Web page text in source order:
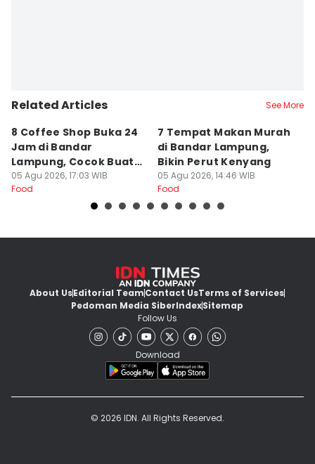
Related Articles See More
8 Coffee Shop Buka 24
Jam di Bandar
Lampung, Cocok Buat
Begadang
05 Agu 2026, 17:03 WIB
Food
7 Tempat Makan Murah
di Bandar Lampung,
Bikin Perut Kenyang
05 Agu 2026, 14:46 WIB
Food
About UsEditorial TeamContact UsTerms of Services
Pedoman Media SiberIndexSitemap
Follow Us
Download
© 2026 IDN. All Rights Reserved.